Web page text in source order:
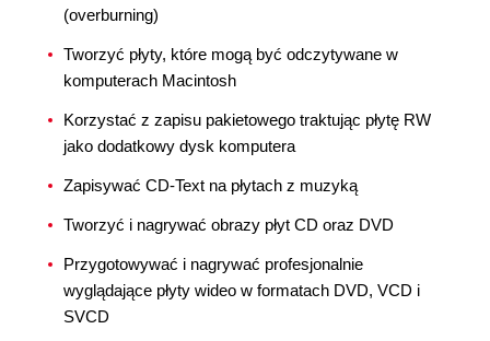
(overburning)
Tworzyć płyty, które mogą być odczytywane w
komputerach Macintosh
Korzystać z zapisu pakietowego traktując płytę RW
jako dodatkowy dysk komputera
Zapisywać CD-Text na płytach z muzyką
Tworzyć i nagrywać obrazy płyt CD oraz DVD
Przygotowywać i nagrywać profesjonalnie
wyglądające płyty wideo w formatach DVD, VCD i
SVCD